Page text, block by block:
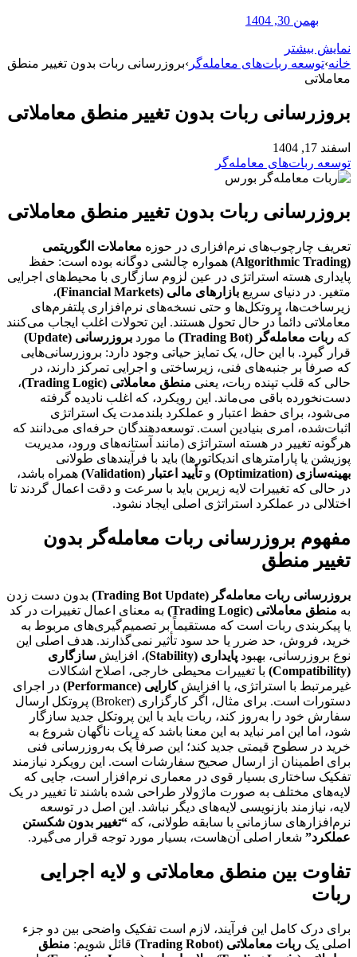
بهمن 30, 1404
نمایش بیشتر
خانه›توسعه ربات‌های معامله‌گر ›بروزرسانی ربات بدون تغییر منطق
معاملاتی
بروزرسانی ربات بدون تغییر منطق معاملاتی
اسفند 17, 1404
توسعه ربات‌های معامله‌گر
بروزرسانی ربات بدون تغییر منطق معاملاتی
تعریف چارچوب‌های نرم‌افزاری در حوزه معاملات الگوریتمی
(Algorithmic Trading)
همواره چالشی دوگانه بوده است: حفظ
پایداری هسته استراتژی در عین لزوم سازگاری با محیط‌های اجرایی
متغیر. در دنیای سریع بازارهای مالی (Financial Markets)
،
زیرساخت‌ها، پروتکل‌ها و حتی نسخه‌های نرم‌افزاری پلتفرم‌های
معاملاتی دائماً در حال تحول هستند. این تحولات اغلب ایجاب می‌کنند
که ربات معامله‌گر (Trading Bot) ما مورد بروزرسانی (Update)
قرار گیرد. با این حال، یک تمایز حیاتی وجود دارد: بروزرسانی‌هایی
که صرفاً بر جنبه‌های فنی، زیرساختی و اجرایی تمرکز دارند، در
حالی که قلب تپنده ربات، یعنی منطق معاملاتی (Trading Logic)
،
دست‌نخورده باقی می‌ماند. این رویکرد، که اغلب نادیده گرفته
می‌شود، برای حفظ اعتبار و عملکرد بلندمدت یک استراتژی
اثبات‌شده، امری بنیادین است. توسعه‌دهندگان حرفه‌ای می‌دانند که
هرگونه تغییر در هسته استراتژی (مانند آستانه‌های ورود، مدیریت
پوزیشن یا پارامترهای اندیکاتورها) باید با فرآیندهای طولانی
بهینه‌سازی (Optimization)
وتأیید اعتبار (Validation)
همراه باشد،
در حالی که تغییرات لایه زیرین باید با سرعت و دقت اعمال گردند تا
اختلالی در عملکرد استراتژی اصلی ایجاد نشود.
مفهوم بروزرسانی ربات معامله‌گر بدون
تغییر منطق
بروزرسانی ربات معامله‌گر (Trading Bot Update)
بدون دست زدن
به منطق معاملاتی (Trading Logic)
به معنای اعمال تغییرات در کد
یا پیکربندی ربات است که مستقیماً بر تصمیم‌گیری‌های مربوط به
خرید، فروش، حد ضرر یا حد سود تأثیر نمی‌گذارند. هدف اصلی این
نوع بروزرسانی، بهبود پایداری (Stability) ، افزایش سازگاری
(Compatibility)
با تغییرات محیطی خارجی، اصلاح اشکالات
غیرمرتبط با استراتژی، یا افزایشکارایی (Performance)
در اجرای
دستورات است. برای مثال، اگر کارگزاری (Broker) پروتکل ارسال
سفارش خود را به‌روز کند، ربات باید با این پروتکل جدید سازگار
شود، اما این امر نباید به این معنا باشد که ربات ناگهان شروع به
خرید در سطوح قیمتی جدید کند؛ این صرفاً یک به‌روزرسانی فنی
برای اطمینان از ارسال صحیح سفارشات است. این رویکرد نیازمند
تفکیک ساختاری بسیار قوی در معماری نرم‌افزار است، جایی که
لایه‌های مختلف به صورت ماژولار طراحی شده باشند تا تغییر در یک
لایه، نیازمند بازنویسی لایه‌های دیگر نباشد. این اصل در توسعه
نرم‌افزارهای سازمانی با سابقه طولانی، که “تغییر بدون شکستن
عملکرد” شعار اصلی آن‌هاست، بسیار مورد توجه قرار می‌گیرد.
تفاوت بین منطق معاملاتی و لایه اجرایی
ربات
برای درک کامل این فرآیند، لازم است تفکیک واضحی بین دو جزء
اصلی یک ربات معاملاتی (Trading Robot) قائل شویم: منطق